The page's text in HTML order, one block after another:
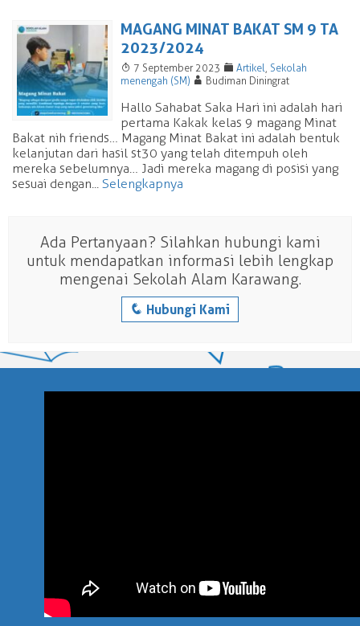
MAGANG MINAT BAKAT SM 9 TA
2023/2024
T 7 September 2023 F Artikel Sekolah
menengah (SM) A Budiman Diningrat
Hallo Sahabat Saka Hari ini adalah hari
pertama Kakak kelas 9 magang Minat
Bakat nih friends… Magang Minat Bakat ini adalah bentuk
kelanjutan dari hasil st30 yang telah ditempuh oleh
mereka sebelumnya… Jadi mereka magang di posisi yang
sesuai dengan... Selengkapnya
Ada Pertanyaan? Silahkan hubungi kami
untuk mendapatkan informasi lebih lengkap
mengenai Sekolah Alam Karawang.
q Hubungi Kami